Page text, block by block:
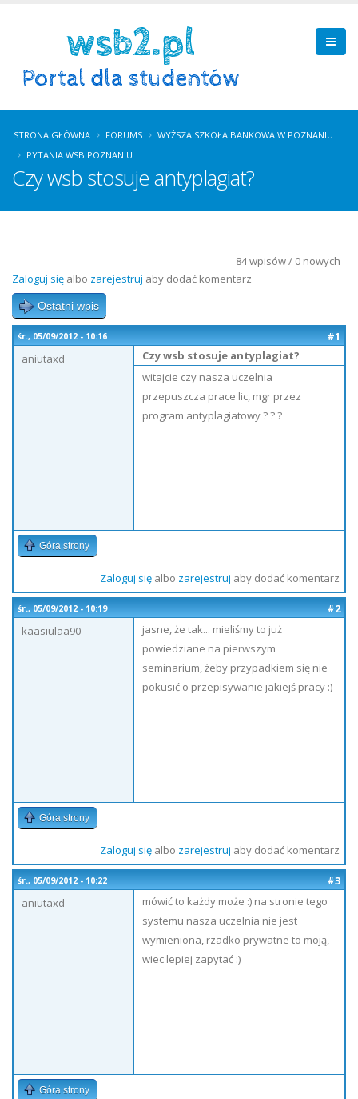
STRONA GŁÓWNA FORUMS
WYŻSZA SZKOŁA BANKOWA W POZNANIU
PYTANIA WSB POZNANIU
Czy wsb stosuje antyplagiat?
84 wpisów / 0 nowych
Zaloguj się albo zarejestruj aby dodać komentarz
Ostatni wpis
śr., 05/09/2012 - 10:16
#1
aniutaxd
Czy wsb stosuje antyplagiat?
witajcie czy nasza uczelnia
przepuszcza prace lic, mgr przez
program antyplagiatowy ? ? ?
Góra strony
Zaloguj sięalbo zarejestruj aby dodać komentarz
śr., 05/09/2012 - 10:19
#2
kaasiulaa90
jasne, że tak... mieliśmy to już
powiedziane na pierwszym
seminarium, żeby przypadkiem się nie
pokusić o przepisywanie jakiejś pracy :)
Góra strony
Zaloguj sięalbo zarejestruj aby dodać komentarz
śr., 05/09/2012 - 10:22
#3
aniutaxd
mówić to każdy może :) na stronie tego
systemu nasza uczelnia nie jest
wymieniona, rzadko prywatne to moją,
wiec lepiej zapytać :)
Góra strony